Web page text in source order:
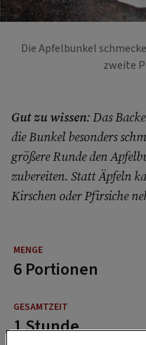
Die Apfelbunkel
zweite
Gut zu wissen: Das
die Bunkel besonders
größere Runde den
zubereiten. Statt Äpfeln
Kirschen oder Pfirsiche
6 Portionen
1 Stunde